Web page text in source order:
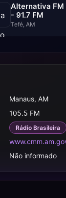
Alternativa FM
- 91.7 FM
Tefé, AM
Manaus, AM
105.5 FM
Rádio Brasileira
Não informado